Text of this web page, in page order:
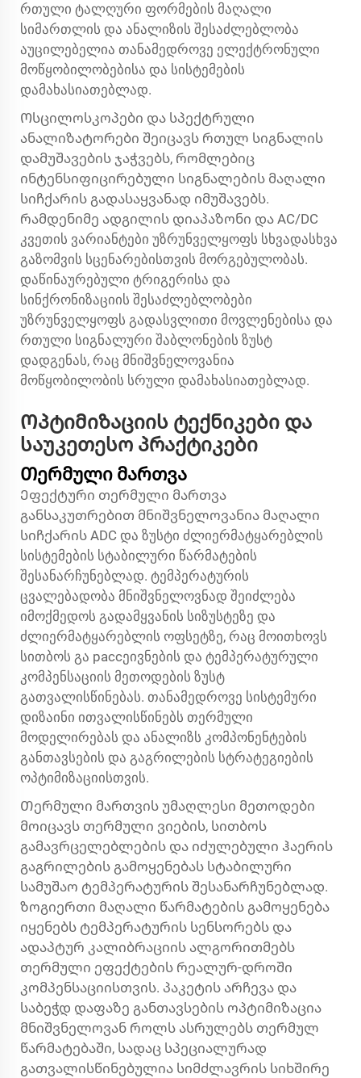
რთული ტალღური ფორმების მაღალი
სიმართლის და ანალიზის შესაძლებლობა
აუცილებელია თანამედროვე ელექტრონული
მოწყობილობებისა და სისტემების
დამახასიათებლად.
Ოსცილოსკოპები და სპექტრული
ანალიზატორები შეიცავს რთულ სიგნალის
დამუშავების ჯაჭვებს, რომლებიც
ინტენსიფიცირებული სიგნალების მაღალი
სიჩქარის გადასაყვანად იმუშავებს.
რამდენიმე ადგილის დიაპაზონი და AC/DC
კვეთის ვარიანტები უზრუნველყოფს სხვადასხვა
გაზომვის სცენარებისთვის მორგებულობას.
დაწინაურებული ტრიგერისა და
სინქრონიზაციის შესაძლებლობები
უზრუნველყოფს გადასვლითი მოვლენებისა და
რთული სიგნალური შაბლონების ზუსტ
დადგენას, რაც მნიშვნელოვანია
მოწყობილობის სრული დამახასიათებლად.
Ოპტიმიზაციის ტექნიკები და
საუკეთესო პრაქტიკები
Თერმული მართვა
Ეფექტური თერმული მართვა
განსაკუთრებით მნიშვნელოვანია მაღალი
სიჩქარის ADC და ზუსტი ძლიერმატყარებლის
სისტემების სტაბილური წარმატების
შესანარჩუნებლად. ტემპერატურის
ცვალებადობა მნიშვნელოვნად შეიძლება
იმოქმედოს გადამყვანის სიზუსტეზე და
ძლიერმატყარებლის ოფსეტზე, რაც მოითხოვს
სითბოს გა рассეივნების და ტემპერატურული
კომპენსაციის მეთოდების ზუსტ
გათვალისწინებას. თანამედროვე სისტემური
დიზაინი ითვალისწინებს თერმული
მოდელირებას და ანალიზს კომპონენტების
განთავსების და გაგრილების სტრატეგიების
ოპტიმიზაციისთვის.
Თერმული მართვის უმაღლესი მეთოდები
მოიცავს თერმული ვიების, სითბოს
გამავრცელებლების და იძულებული ჰაერის
გაგრილების გამოყენებას სტაბილური
სამუშაო ტემპერატურის შესანარჩუნებლად.
ზოგიერთი მაღალი წარმატების გამოყენება
იყენებს ტემპერატურის სენსორებს და
ადაპტურ კალიბრაციის ალგორითმებს
თერმული ეფექტების რეალურ-დროში
კომპენსაციისთვის. პაკეტის არჩევა და
საბეჭდ დაფაზე განთავსების ოპტიმიზაცია
მნიშვნელოვან როლს ასრულებს თერმულ
წარმატებაში, სადაც სპეციალურად
გათვალისწინებულია სიმძლავრის სიხშირე